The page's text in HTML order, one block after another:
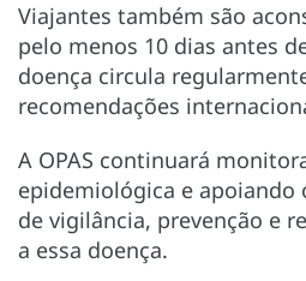
Viajantes também são
pelo menos 10 dias antes
doença circula
recomendações
A OPAS continuará
epidemiológica e apoiando
de vigilância, prevenção e
a essa doença.